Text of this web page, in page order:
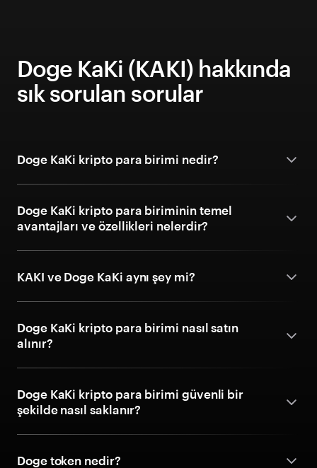
Doge KaKi (KAKI) hakkında
sık sorulan sorular
Doge KaKi kripto para birimi nedir?
Doge KaKi kripto para biriminin temel
avantajları ve özellikleri nelerdir?
KAKI ve Doge KaKi aynı şey mi?
Doge KaKi kripto para birimi nasıl satın
alınır?
Doge KaKi kripto para birimi güvenli bir
şekilde nasıl saklanır?
Doge token nedir?